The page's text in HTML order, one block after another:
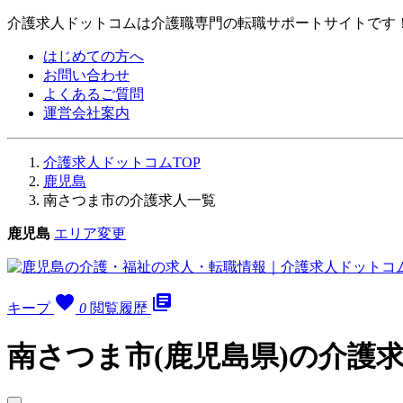
介護求人ドットコムは介護職専門の転職サポートサイトです！
はじめての方へ
お問い合わせ
よくあるご質問
運営会社案内
介護求人ドットコムTOP
鹿児島
南さつま市の介護求人一覧
鹿児島 エリア変更
キープ favorite 0 閲覧履歴 library_books
南さつま市(鹿児島県)の介護